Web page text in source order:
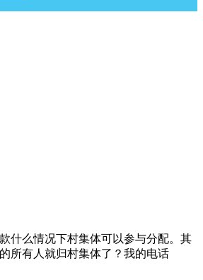
什么情况下村集体可以参与分配。其
所有人就归村集体了？我的电话